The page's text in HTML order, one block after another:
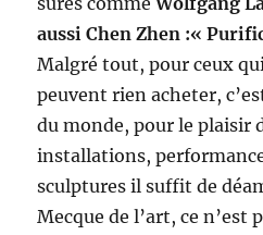
aussi Chen Zhen :«
Malgré tout, pour ceux
peuvent rien acheter,
du monde, pour le plaisir
installations,
sculptures il suffit de
Mecque de l’art, ce n’est